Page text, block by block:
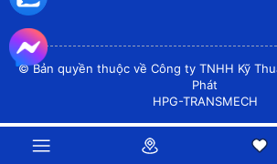
© Bản quyền thuộc về Công ty TNHH Kỹ
Phát
HPG-TRANSMECH